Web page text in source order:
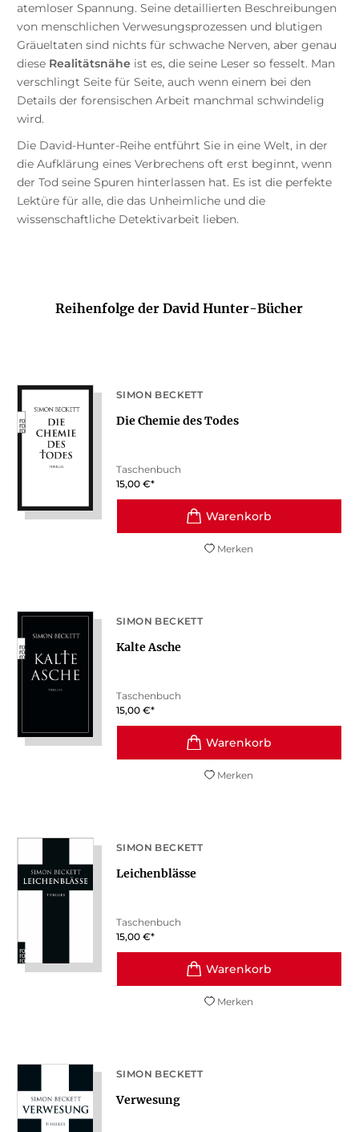
atemloser Spannung. Seine detaillierten Beschreibungen
von menschlichen Verwesungsprozessen und blutigen
Gräueltaten sind nichts für schwache Nerven, aber genau
diese Realitätsnähe ist es, die seine Leser so fesselt. Man
verschlingt Seite für Seite, auch wenn einem bei den
Details der forensischen Arbeit manchmal schwindelig
wird.
Die David-Hunter-Reihe entführt Sie in eine Welt, in der
die Aufklärung eines Verbrechens oft erst beginnt, wenn
der Tod seine Spuren hinterlassen hat. Es ist die perfekte
Lektüre für alle, die das Unheimliche und die
wissenschaftliche Detektivarbeit lieben.
Reihenfolge der David Hunter-Bücher
SIMON BECKETT
Die Chemie des Todes
Taschenbuch
15,00 €*
Merken
SIMON BECKETT
Kalte Asche
Taschenbuch
15,00 €*
Merken
SIMON BECKETT
Leichenblässe
Taschenbuch
15,00 €*
Merken
SIMON BECKETT
Verwesung